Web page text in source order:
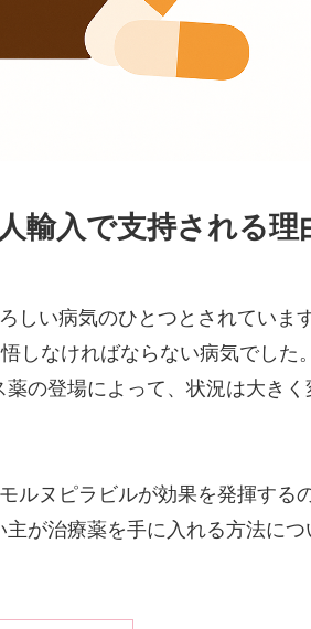
輸入で支持される理
しい病気のひとつとされていま
しなければならない病気でした
の登場によって、状況は大きく
ルヌピラビルが効果を発揮する
が治療薬を手に入れる方法につ